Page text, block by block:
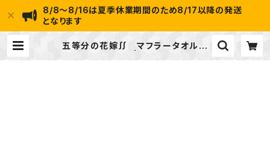
8/8～8/16は夏季休業期間のため8/17以降の発送
となります
五等分の花嫁∬ マフラータオル